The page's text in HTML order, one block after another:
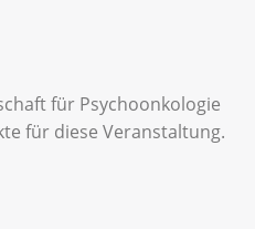
für Psychoonkologie
für diese Veranstaltung.